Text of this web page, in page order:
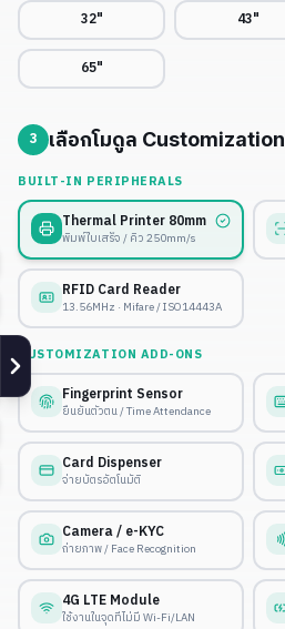
32" 43"
65"
3 เลือกโมดูล Customization
BUILT-IN PERIPHERALS
Thermal Printer 80mm
พิมพ์ใบเสร็จ / คิว 250mm/s
RFID Card Reader
13.56MHz · Mifare / ISO14443A
CUSTOMIZATION ADD-ONS
Fingerprint Sensor
ยืนยันตัวตน / Time Attendance
Card Dispenser
จ่ายบัตรอัตโนมัติ
Camera / e-KYC
ถ่ายภาพ / Face Recognition
4G LTE Module
ใช้งานในจุดที่ไม่มี Wi-Fi/LAN